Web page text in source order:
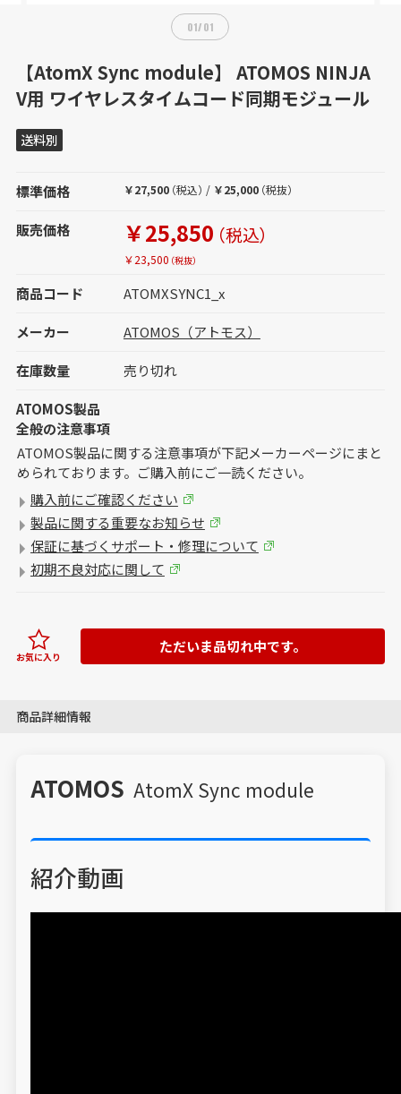
01/01
【AtomX Sync module】 ATOMOS NINJA
V用 ワイヤレスタイムコード同期モジュール
送料別
標準価格 ￥27,500 （税込） / ￥25,000 （税抜）
販売価格 ￥25,850 （税込）
￥23,500 （税抜）
商品コード ATOMXSYNC1_x
メーカー ATOMOS（アトモス）
在庫数量 売り切れ
ATOMOS製品
全般の注意事項
ATOMOS製品に関する注意事項が下記メーカーページにまと
められております。ご購入前にご一読ください。
購入前にご確認ください
製品に関する重要なお知らせ
保証に基づくサポート・修理について
初期不良対応に関して
ただいま品切れ中です。
お気に入り
商品詳細情報
ATOMOS AtomX Sync module
紹介動画